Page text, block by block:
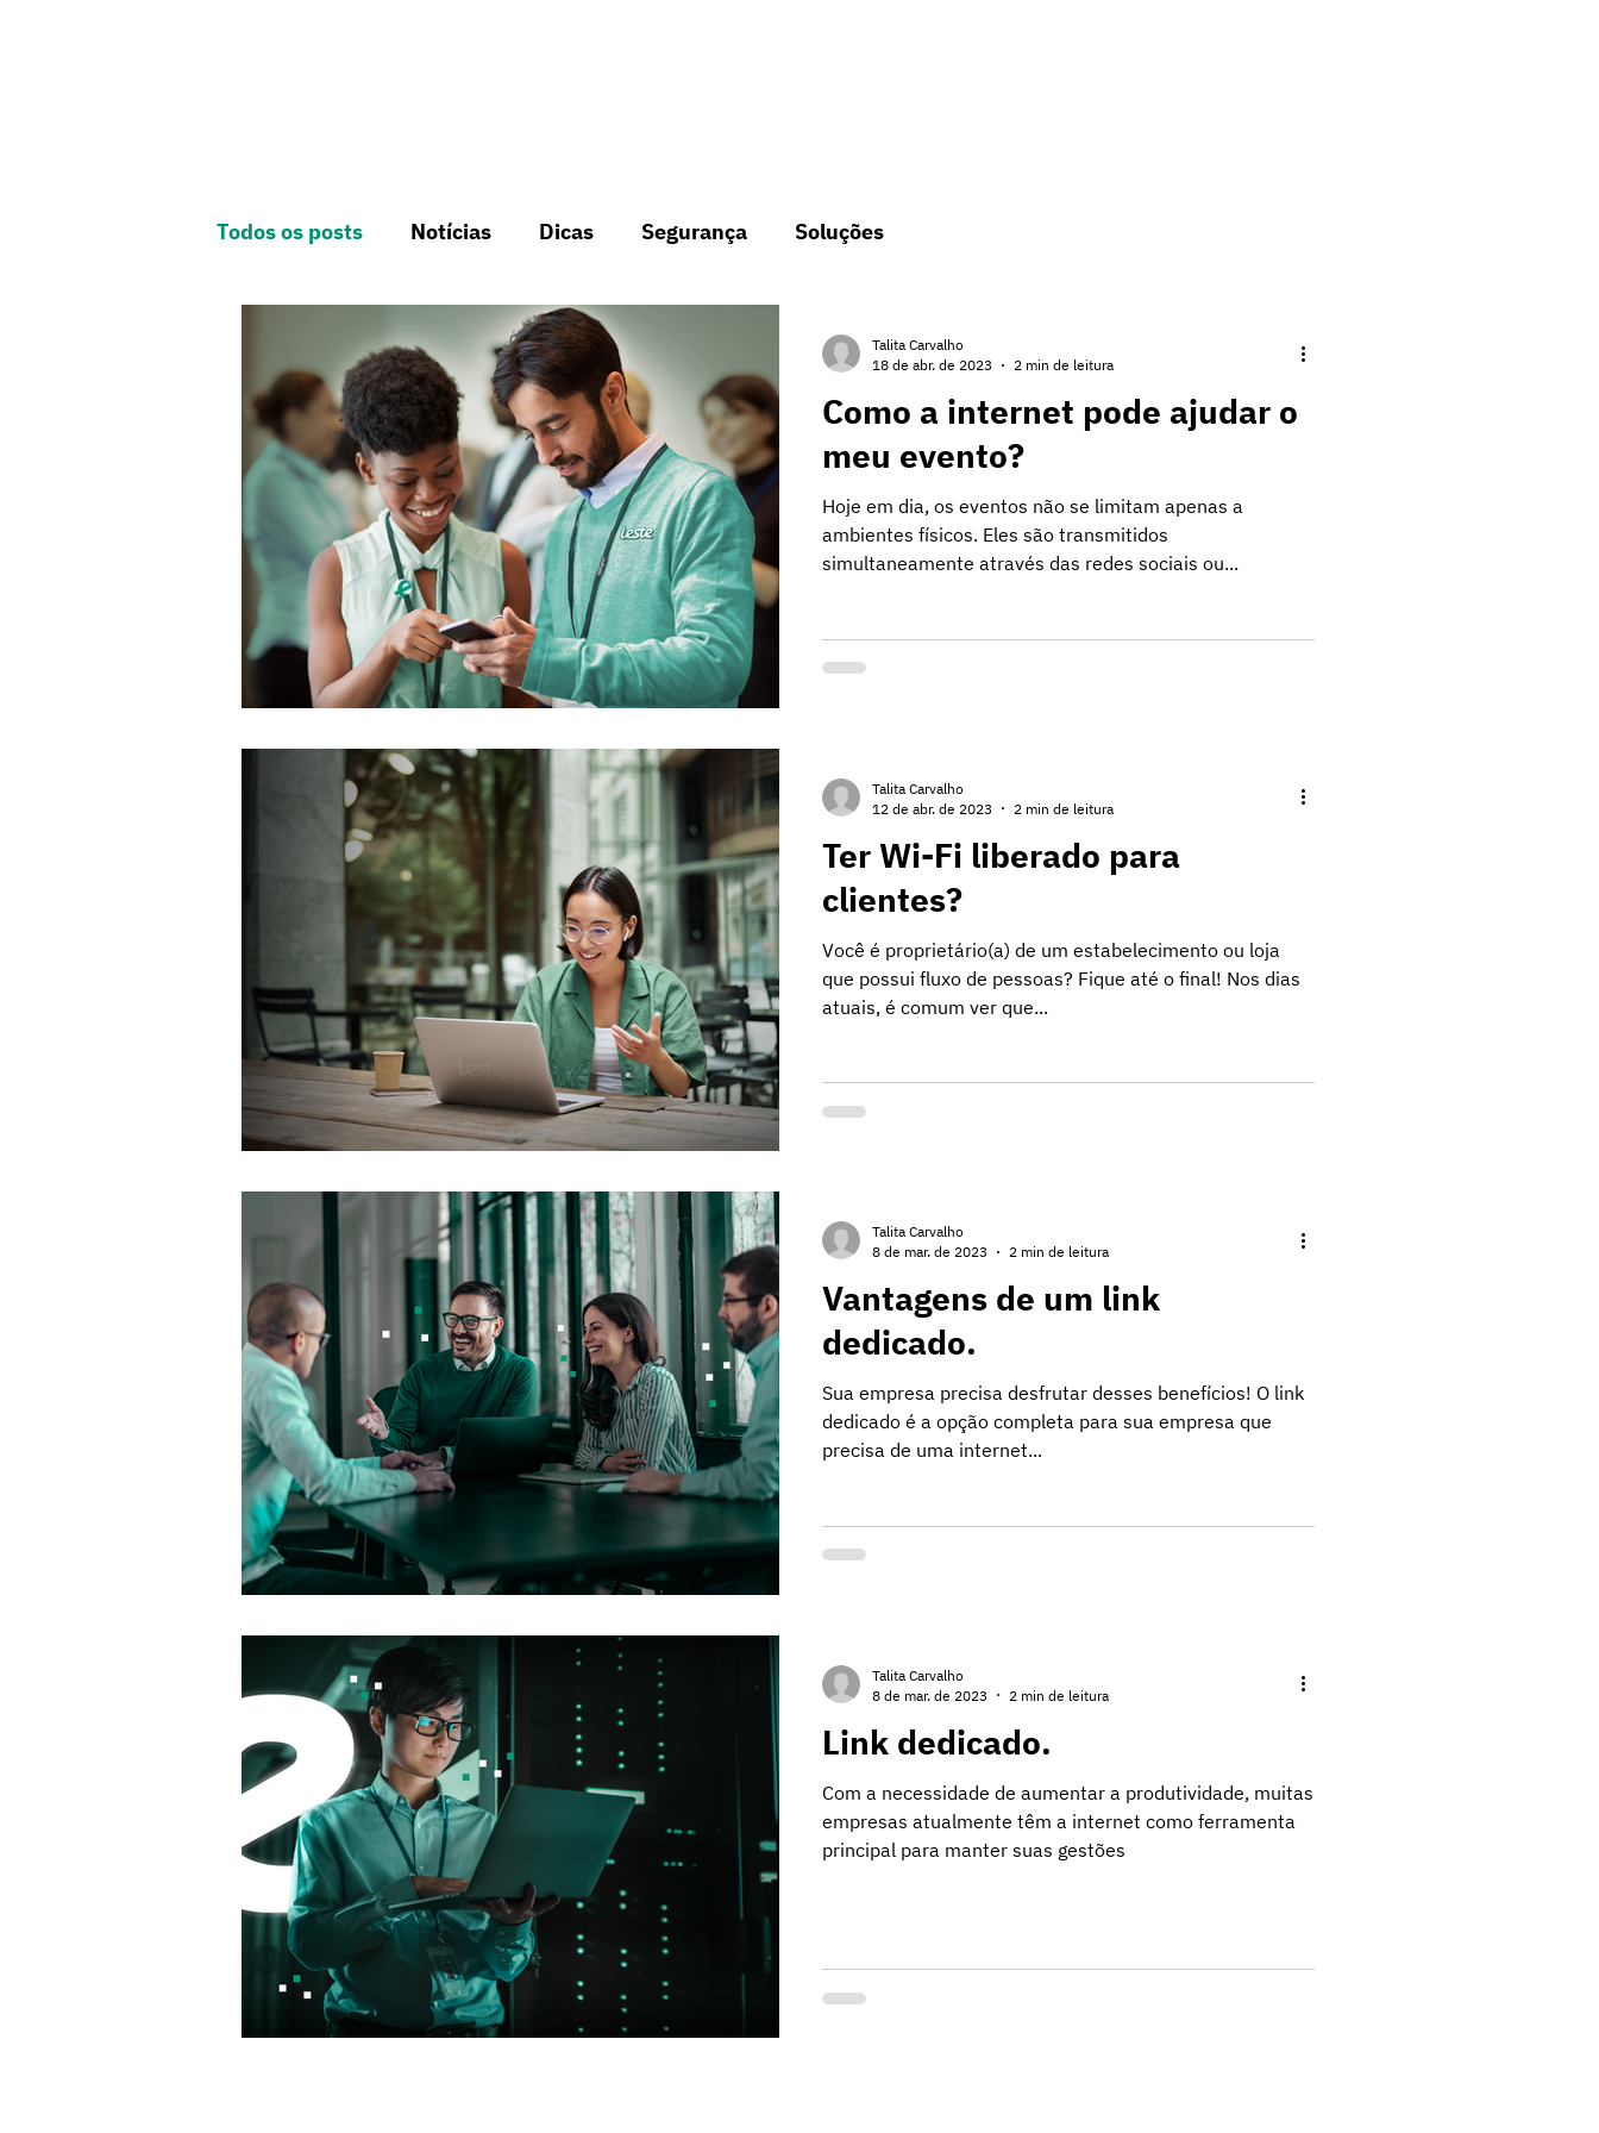
Todos os posts Notícias Dicas Segurança Soluções
Como a internet pode ajudar o
meu evento?
Hoje em dia, os eventos não se limitam apenas a
ambientes físicos. Eles são transmitidos
simultaneamente através das redes sociais ou...
Talita Carvalho
18 de abr. de 2023
2 min de leitura
Ter Wi-Fi liberado para
clientes?
Você é proprietário(a) de um estabelecimento ou loja
que possui fluxo de pessoas? Fique até o final! Nos dias
atuais, é comum ver que...
Talita Carvalho
12 de abr. de 2023
2 min de leitura
Vantagens de um link
dedicado.
Sua empresa precisa desfrutar desses benefícios! O link
dedicado é a opção completa para sua empresa que
precisa de uma internet...
Talita Carvalho
8 de mar. de 2023
2 min de leitura
Link dedicado.
Com a necessidade de aumentar a produtividade, muitas
empresas atualmente têm a internet como ferramenta
principal para manter suas gestões
Talita Carvalho
8 de mar. de 2023
2 min de leitura